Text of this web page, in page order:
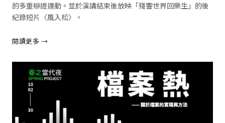
的多重辯證運動。並於演講結束後放映「殘響世界回樂生」的後
紀錄短片〈風入松〉。
閱讀更多 →